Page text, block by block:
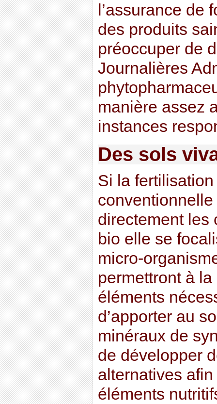
l’assurance de
des produits
préoccuper de
Journalières
manière assez
instances
Des sols
Si la
directement les
bio elle se
micro-
permettront à
éléments
d’apporter au
minéraux de
de développer
alternatives afin
éléments